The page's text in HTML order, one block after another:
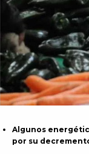
Algunos
por su